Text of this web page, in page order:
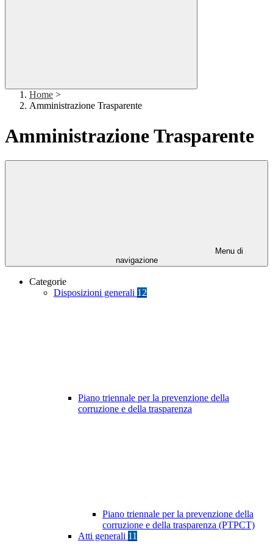
Home >
Amministrazione Trasparente
Amministrazione Trasparente
Menu di
navigazione
Categorie
Disposizioni generali 12
Piano triennale per la prevenzione della
corruzione e della trasparenza
Piano triennale per la prevenzione della
corruzione e della trasparenza (PTPCT)
Atti generali 11